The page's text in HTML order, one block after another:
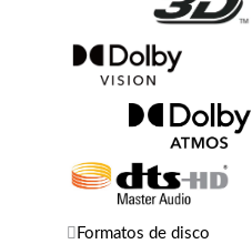
Formatos de disco